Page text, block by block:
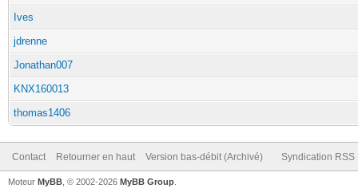
Ives
jdrenne
Jonathan007
KNX160013
thomas1406
Contact Retourner en haut Version bas-débit (Archivé) Syndication RSS
Moteur MyBB , © 2002-2026 MyBB Group